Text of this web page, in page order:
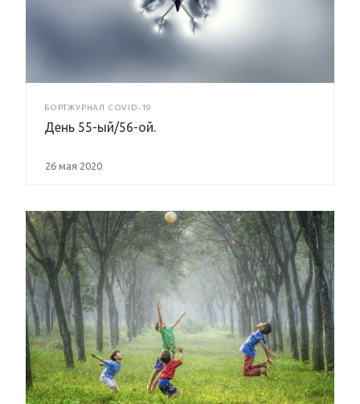
БОРТЖУРНАЛ COVID-19
День 55-ый/56-ой.
26 мая 2020